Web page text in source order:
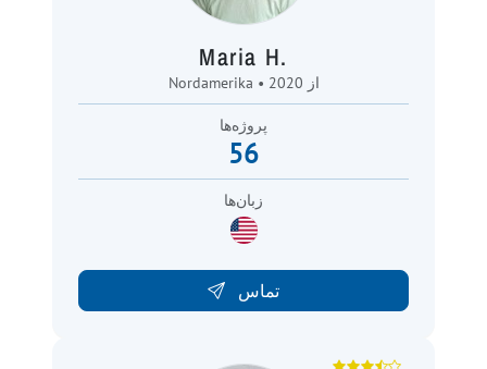
Maria H.
Nordamerika • از 2020
پروژه‌ها
56
زبان‌ها
تماس